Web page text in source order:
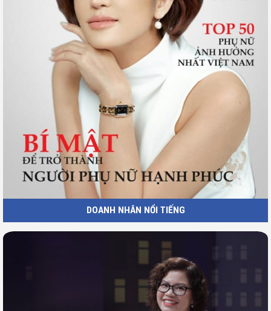
DOANH NHÂN NỔI TIẾNG